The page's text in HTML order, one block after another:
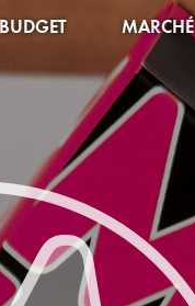
BUDGET MARCHÉ